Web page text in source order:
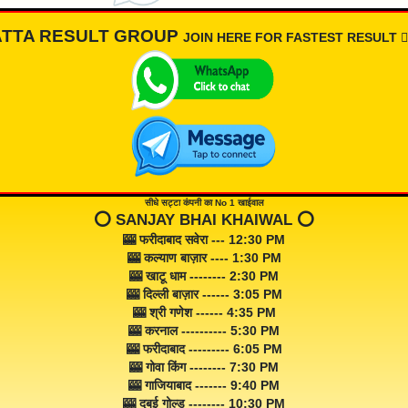
RESULT GROUP JOIN HERE FOR FASTEST RESULT
सीधे सट्टा कंपनी का No 1 खाईवाल
⭕️ SANJAY BHAI KHAIWAL ⭕️
🎰 फरीदाबाद सवेरा --- 12:30 PM
🎰 कल्याण बाज़ार ---- 1:30 PM
🎰 खाटू धाम -------- 2:30 PM
🎰 दिल्ली बाज़ार ------ 3:05 PM
🎰 श्री गणेश ------ 4:35 PM
🎰 करनाल ---------- 5:30 PM
🎰 फरीदाबाद --------- 6:05 PM
🎰 गोवा किंग -------- 7:30 PM
🎰 गाजियाबाद ------- 9:40 PM
🎰 दुबई गोल्ड -------- 10:30 PM